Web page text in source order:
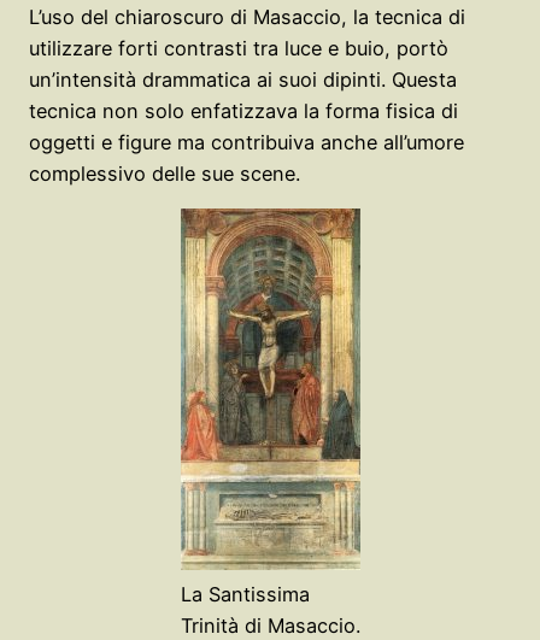
L’uso del chiaroscuro di Masaccio, la tecnica di
utilizzare forti contrasti tra luce e buio, portò
un’intensità drammatica ai suoi dipinti. Questa
tecnica non solo enfatizzava la forma fisica di
oggetti e figure ma contribuiva anche all’umore
complessivo delle sue scene.
La Santissima
Trinità di Masaccio.